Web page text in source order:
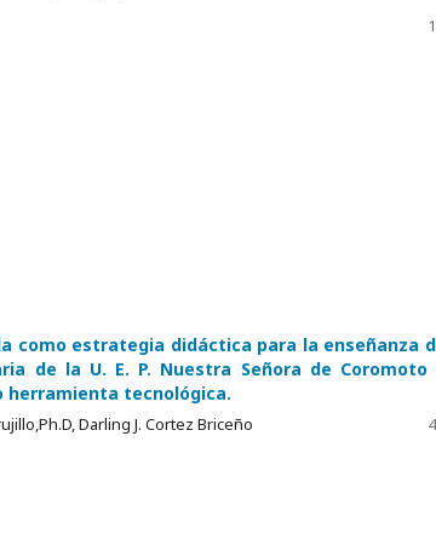
como estrategia didáctica para la enseñanza
de la U. E. P. Nuestra Señora de Coromoto
herramienta tecnológica.
Darling J. Cortez Briceño